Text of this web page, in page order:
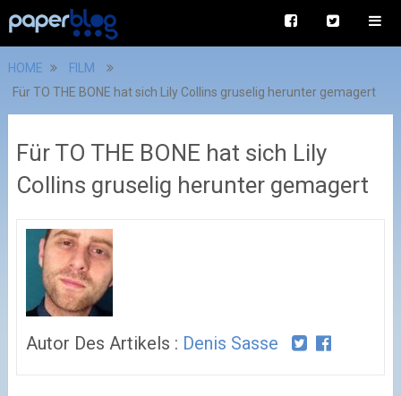
HOME
FILM
Für TO THE BONE hat sich Lily Collins gruselig herunter gemagert
Für TO THE BONE hat sich Lily
Collins gruselig herunter gemagert
Autor Des Artikels : Denis Sasse